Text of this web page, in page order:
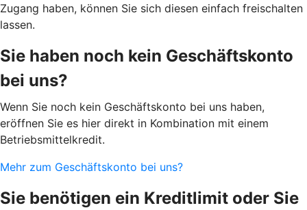
Zugang haben, können Sie sich diesen einfach freischalten
lassen.
Sie haben noch kein Geschäftskonto
bei uns?
Wenn Sie noch kein Geschäftskonto bei uns haben,
eröffnen Sie es hier direkt in Kombination mit einem
Betriebsmittelkredit.
Mehr zum Geschäftskonto bei uns?
Sie benötigen ein Kreditlimit oder Sie